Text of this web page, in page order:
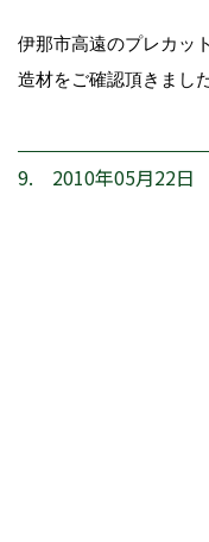
伊那市高遠のプレカッ
造材をご確認頂きました
9. 2010年05月22日